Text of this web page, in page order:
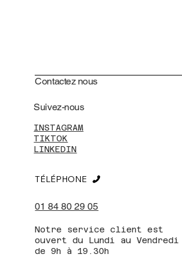
Contactez nous
INSTAGRAM
TIKTOK
LINKEDIN
Suivez-nous
01 84 80 29 05
TÉLÉPHONE
Notre service client est
ouvert du Lundi au Vendredi
de 9h à 19.30h